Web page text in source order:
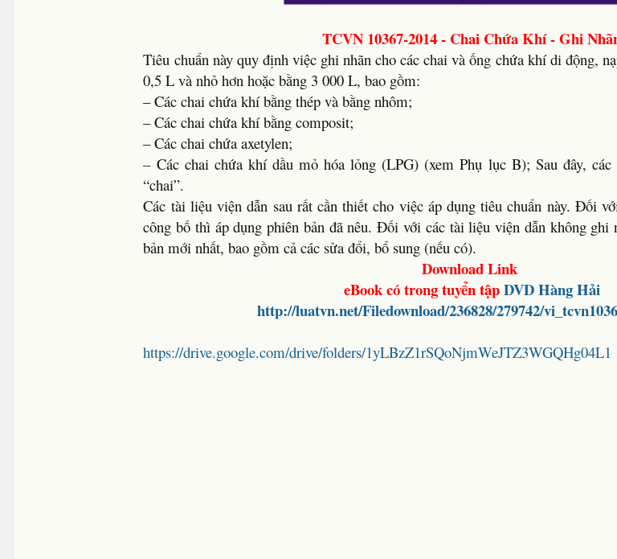
TCVN 10367-2014 - Chai Chứa Khí - Ghi
Tiêu chuẩn này quy định việc ghi nhãn cho các chai và ống chứa khí di động,
0,5 L và nhỏ hơn hoặc bằng 3 000 L, bao gồm:
– Các chai chứa khí bằng thép và bằng nhôm;
– Các chai chứa khí bằng composit;
– Các chai chứa axetylen;
– Các chai chứa khí dầu mỏ hóa lỏng (LPG) (xem Phụ lục B); Sau đây,
“chai”.
Các tài liệu viện dẫn sau rất cần thiết cho việc áp dụng tiêu chuẩn này. Đối
công bố thì áp dụng phiên bản đã nêu. Đối với các tài liệu viện dẫn không ghi
bản mới nhất, bao gồm cả các sửa đổi, bổ sung (nếu có).
Download Link
eBook có trong tuyển tậpDVD Hàng Hải
http://luatvn.net/Filedownload/236828/279742/
https://drive.google.com/drive/folders/1yLBzZ1rSQoNjmWeJTZ3WGQHg04L1